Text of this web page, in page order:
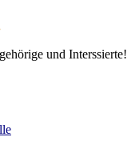
und Interssierte!